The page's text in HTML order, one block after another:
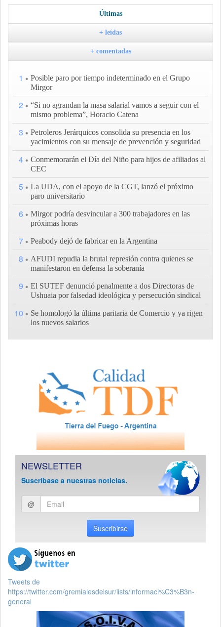
Últimas
+ leídas
+ comentadas
1
Posible paro por tiempo indeterminado en el Grupo
Mirgor
2
“Si no agrandan la masa salarial vamos a seguir con el
mismo problema”, Horacio Catena
3
Petroleros Jerárquicos consolida su presencia en los
yacimientos con su mensaje de prevención y seguridad
4
Conmemorarán el Día del Niño para hijos de afiliados al
CEC
5
La UDA, con el apoyo de la CGT, lanzó el próximo
paro universitario
6
Mirgor podría desvincular a 300 trabajadores en las
próximas horas
7 Peabody dejó de fabricar en la Argentina
8
AFUDI repudia la brutal represión contra quienes se
manifestaron en defensa la soberanía
9
El SUTEF denunció penalmente a dos Directoras de
Ushuaia por falsedad ideológica y persecución sindical
10
Se homologó la última paritaria de Comercio y ya rigen
los nuevos salarios
NEWSLETTER
Suscríbase a nuestras noticias.
Ingresar
email
@
Suscribirse
Tweets de
https://twitter.com/gremialesdelsur/lists/informaci%C3%B3n-
general